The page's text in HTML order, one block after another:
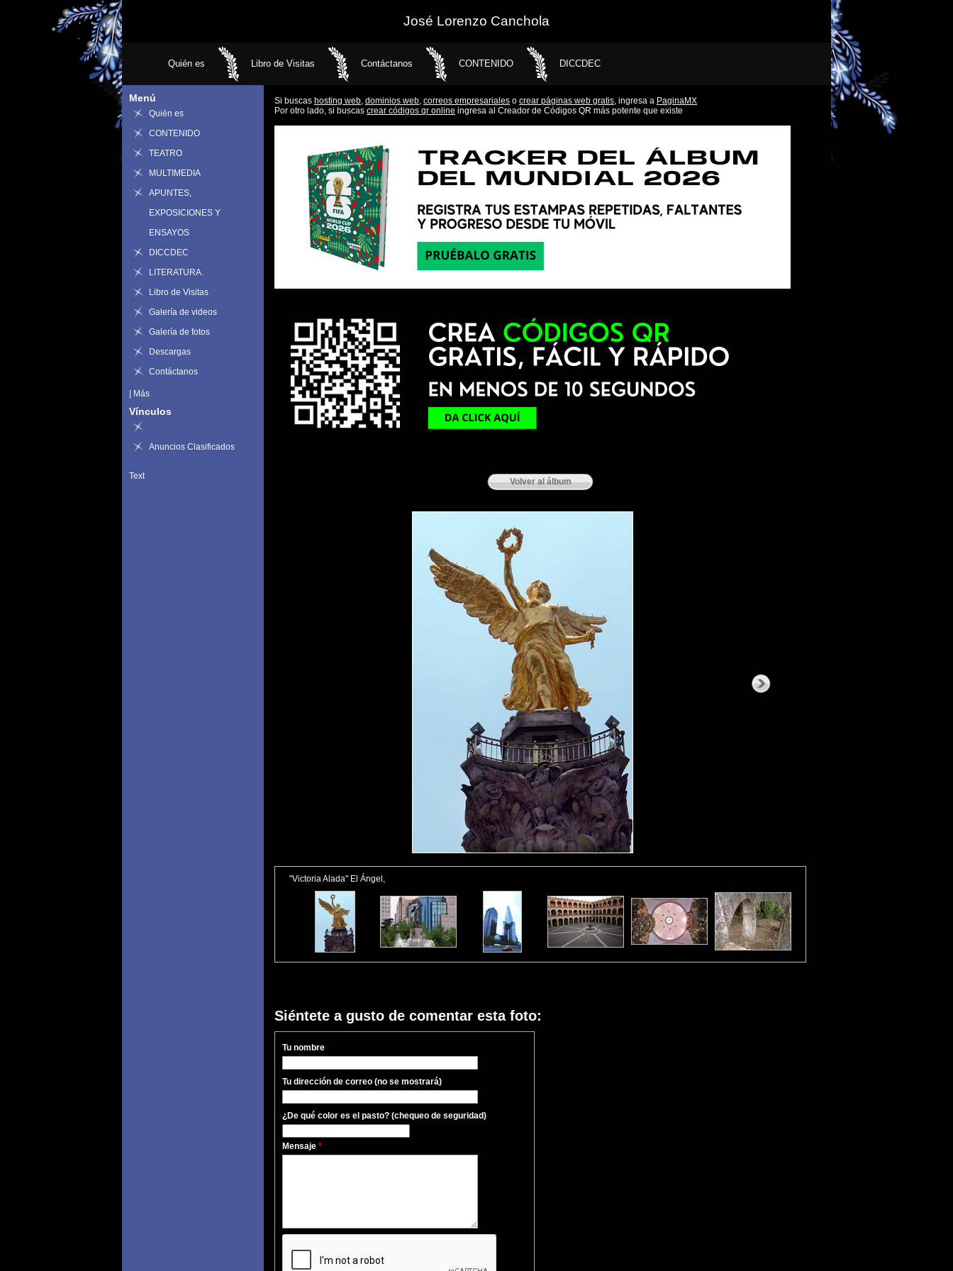
José Lorenzo Canchola
Quién es Libro de Visitas Contáctanos CONTENIDO DICCDEC
Menú
Quién es
CONTENIDO
TEATRO
MULTIMEDIA
APUNTES,
EXPOSICIONES Y
ENSAYOS
DICCDEC
LITERATURA.
Libro de Visitas
Galería de videos
Galería de fotos
Descargas
Contáctanos
Más
Vínculos
Anuncios Clasificados
Text
Si buscas hosting web, dominios web, correos empresariales o crear páginas web gratis, ingresa a PaginaMX
Por otro lado, si buscas crear códigos qr online ingresa al Creador de Códigos QR más potente que existe
Volver al álbum
"Victoria Alada" El Ángel,
Siéntete a gusto de comentar esta foto:
Tu nombre
Tu dirección de correo (no se mostrará)
¿De qué color es el pasto? (chequeo de seguridad)
Mensaje *